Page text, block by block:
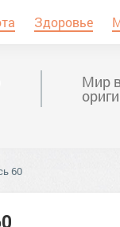
Здоровье
Мир
60